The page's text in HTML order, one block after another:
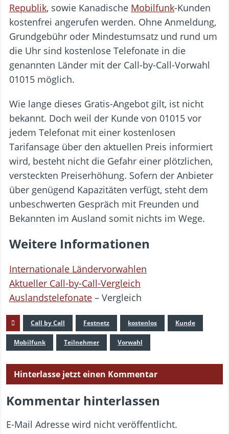
Republik, sowie Kanadische Mobilfunk-Kunden
kostenfrei angerufen werden. Ohne Anmeldung,
Grundgebühr oder Mindestumsatz und rund um
die Uhr sind kostenlose Telefonate in die
genannten Länder mit der Call-by-Call-Vorwahl
01015 möglich.
Wie lange dieses Gratis-Angebot gilt, ist nicht
bekannt. Doch weil der Kunde von 01015 vor
jedem Telefonat mit einer kostenlosen
Tarifansage über den aktuellen Preis informiert
wird, besteht nicht die Gefahr einer plötzlichen,
versteckten Preiserhöhung. Sofern der Anbieter
über genügend Kapazitäten verfügt, steht dem
unbeschwerten Gespräch mit Freunden und
Bekannten im Ausland somit nichts im Wege.
Weitere Informationen
Internationale Ländervorwahlen
Aktueller Call-by-Call-Vergleich
Auslandstelefonate – Vergleich
Call by Call Festnetz kostenlos Kunde
Mobilfunk Teilnehmer Vorwahl
Hinterlasse jetzt einen Kommentar
Kommentar hinterlassen
E-Mail Adresse wird nicht veröffentlicht.